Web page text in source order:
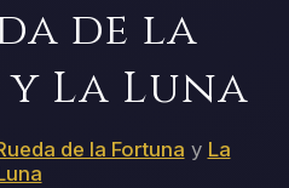
de la
La Luna
de la Fortuna y La